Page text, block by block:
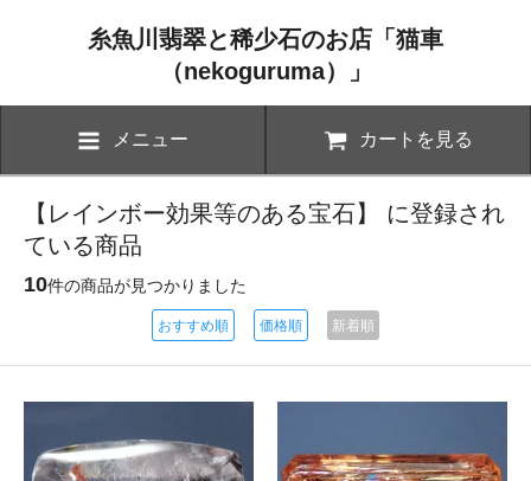
糸魚川翡翠と稀少石のお店「猫車
（nekoguruma）」
メニュー カートを見る
【レインボー効果等のある宝石】 に登録され
ている商品
10件の商品が見つかりました
おすすめ順 価格順 新着順